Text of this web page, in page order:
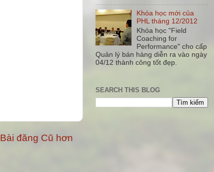
Bài đăng Cũ hơn
Khóa học mới của
PHL tháng 12/2012
Khóa học "Field
Coaching for
Performance" cho cấp
Quản lý bán hàng diễn ra vào ngày
04/12 thành công tốt đẹp.
SEARCH THIS BLOG